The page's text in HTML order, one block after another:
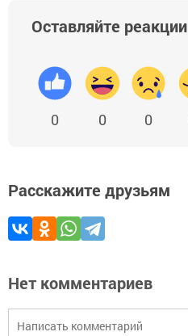
Оставляйте реакции
0 0 0
Расскажите друзьям
Нет комментариев